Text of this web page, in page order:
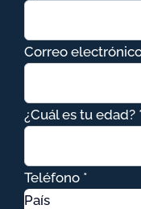
Correo
¿Cuál es tu edad?
Teléfono *
País